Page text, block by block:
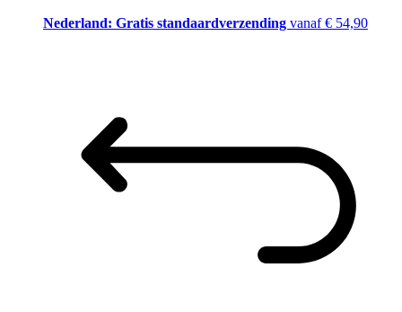
Nederland: Gratis standaardverzending vanaf € 54,90